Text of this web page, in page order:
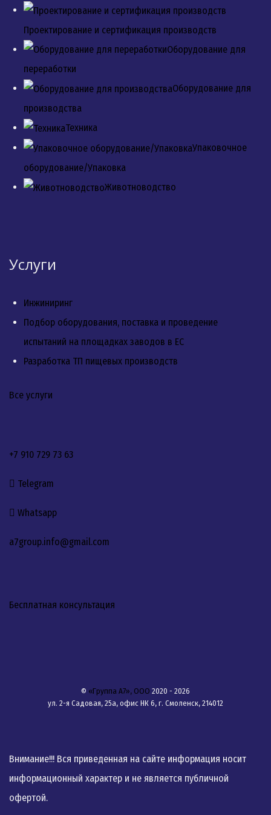
Проектирование и сертификация производств
Оборудование для
переработки
Оборудование для
производства
Техника
Упаковочное
оборудование/Упаковка
Животноводство
Услуги
Инжиниринг
Подбор оборудования, поставка и проведение
испытаний на площадках заводов в ЕС
Разработка ТП пищевых производств
Все услуги
+7 910 729 73 63
Telegram
Whatsapp
a7group.info@gmail.com
Бесплатная консультация
© «Группа А7», ООО 2020 - 2026
ул. 2-я Садовая, 25а, офис НК 6, г. Смоленск, 214012
Внимание!!! Вся приведенная на сайте информация носит
информационный характер и не является публичной
офертой.